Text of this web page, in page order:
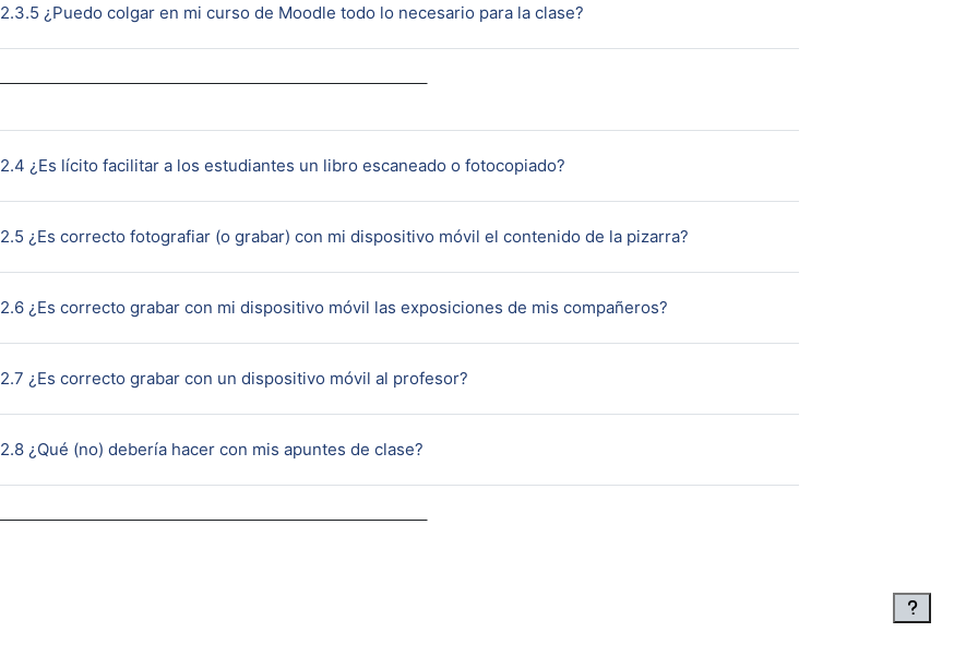
2.3.5 ¿Puedo colgar en mi curso de Moodle todo lo necesario para la clase?Página
2.4 ¿Es lícito facilitar a los estudiantes un libro escaneado o fotocopiado?Página
2.5 ¿Es correcto fotografiar (o grabar) con mi dispositivo móvil el contenido de la pizarra?Página
2.6 ¿Es correcto grabar con mi dispositivo móvil las exposiciones de mis compañeros?Página
2.7 ¿Es correcto grabar con un dispositivo móvil al profesor?Página
2.8 ¿Qué (no) debería hacer con mis apuntes de clase?Página